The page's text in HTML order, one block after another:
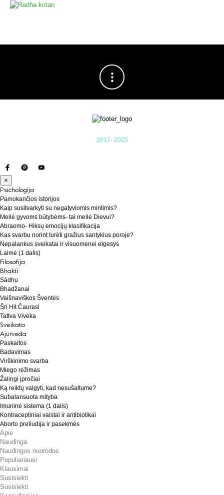
2017- 2025
×
Psichologija
Pamokančios istorijos
Kaip susitvarkyti su negatyviomis mintimis?
Meilė gyvoms būtybėms- tai meilė Dievui?
Abraomo- Hiksų emocijų klasifikacija
Kas svarbu norint turėti gražius santykius poroje?
Nepalankus sveikatai ir visuomenei elgesys
Laimė (1 dalis)
Filosofija
Bhakti
Sādhu
Bhadžanai
Vaišnaviškos Šventės
Šri Hit Čaurasi
Tattva Viveka
Sveikata
Ajurveda
Paskaitos
Badavimas
Virškinimo svarba
Miego rėžimas
Žalingi įpročiai
Ką reiktų valgyti, kad nesušaltume?
Subalansuota mityba
Imuninė sistema (1 dalis)
Kontraceptiniai vaistai ir antibiotikai
Aborto preliudija ir pasekmės
Apie
Naudinga
Naudingos nuorodos
Populiariausi
Klausimai
Susisiekti
Susisiekti